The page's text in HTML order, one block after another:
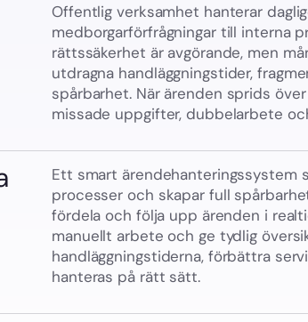
Offentlig verksamhet hanterar
medborgarförfrågningar till interna
rättssäkerhet är avgörande, men
utdragna handläggningstider,
spårbarhet. När ärenden sprids
missade uppgifter, dubbelarbete
Ett smart ärendehanteringssystem
processer och skapar full
fördela och följa upp ärenden i
manuellt arbete och ge tydlig
handläggningstiderna, förbättra
hanteras på rätt sätt.